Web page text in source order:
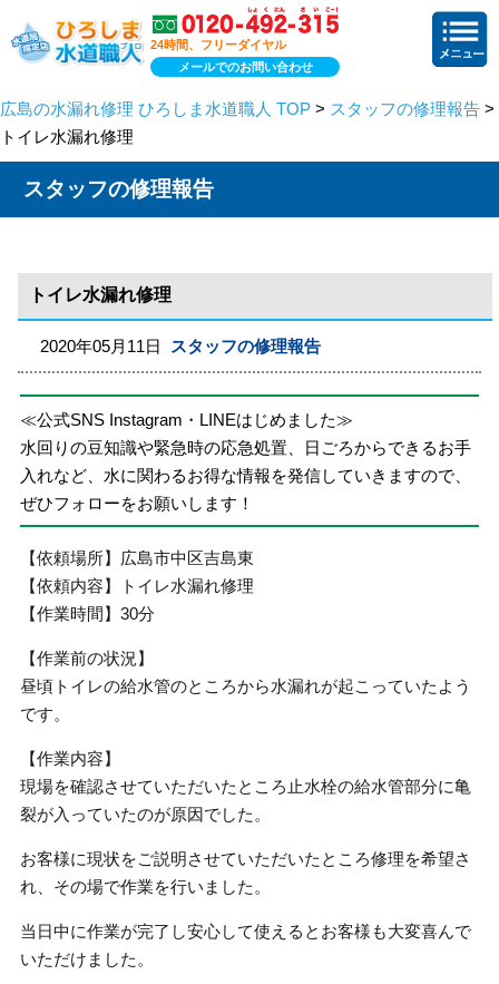
24時間、フリーダイヤル
メールでのお問い合わせ
広島の水漏れ修理 ひろしま水道職人 TOP > スタッフの修理報告 >
トイレ水漏れ修理
スタッフの修理報告
トイレ水漏れ修理
2020年05月11日 スタッフの修理報告
≪公式SNS Instagram・LINEはじめました≫
水回りの豆知識や緊急時の応急処置、日ごろからできるお手
入れなど、水に関わるお得な情報を発信していきますので、
ぜひフォローをお願いします！
【依頼場所】広島市中区吉島東
【依頼内容】トイレ水漏れ修理
【作業時間】30分
【作業前の状況】
昼頃トイレの給水管のところから水漏れが起こっていたよう
です。
【作業内容】
現場を確認させていただいたところ止水栓の給水管部分に亀
裂が入っていたのが原因でした。
お客様に現状をご説明させていただいたところ修理を希望さ
れ、その場で作業を行いました。
当日中に作業が完了し安心して使えるとお客様も大変喜んで
いただけました。